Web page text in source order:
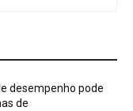
desempenho pode
de